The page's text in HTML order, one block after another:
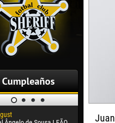
Cumpleaños
30 January